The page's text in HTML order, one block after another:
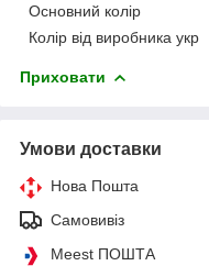
Основний колір
Колір від виробника укр
Приховати
Умови доставки
Нова Пошта
Самовивіз
Meest ПОШТА